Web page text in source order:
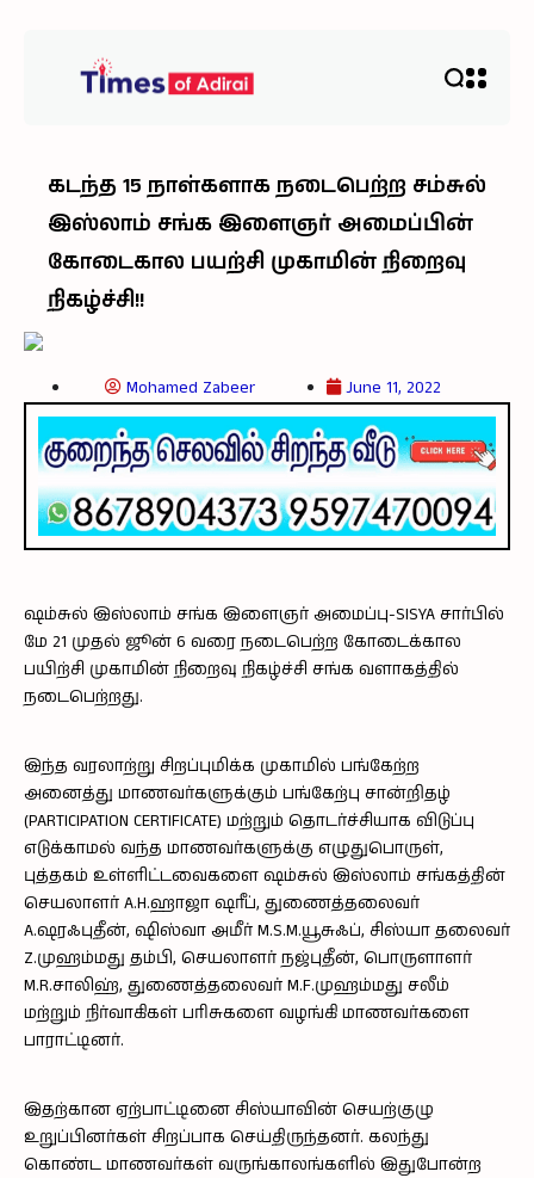
கடந்த 15 நாள்களாக நடைபெற்ற சம்சுல்
இஸ்லாம் சங்க இளைஞர் அமைப்பின்
கோடைகால பயற்சி முகாமின் நிறைவு
நிகழ்ச்சி!!
Mohamed Zabeer June 11, 2022
ஷம்சுல் இஸ்லாம் சங்க இளைஞர் அமைப்பு-SISYA சார்பில்
மே 21 முதல் ஜூன் 6 வரை நடைபெற்ற கோடைக்கால
பயிற்சி முகாமின் நிறைவு நிகழ்ச்சி சங்க வளாகத்தில்
நடைபெற்றது.
இந்த வரலாற்று சிறப்புமிக்க முகாமில் பங்கேற்ற
அனைத்து மாணவர்களுக்கும் பங்கேற்பு சான்றிதழ்
(PARTICIPATION CERTIFICATE) மற்றும் தொடர்ச்சியாக விடுப்பு
எடுக்காமல் வந்த மாணவர்களுக்கு எழுதுபொருள்,
புத்தகம் உள்ளிட்டவைகளை ஷம்சுல் இஸ்லாம் சங்கத்தின்
செயலாளர் A.H.ஹாஜா ஷரீப், துணைத்தலைவர்
A.ஷரஃபுதீன், ஷிஸ்வா அமீர் M.S.M.யூசுஃப், சிஸ்யா தலைவர்
Z.முஹம்மது தம்பி, செயலாளர் நஜ்புதீன், பொருளாளர்
M.R.சாலிஹ், துணைத்தலைவர் M.F.முஹம்மது சலீம்
மற்றும் நிர்வாகிகள் பரிசுகளை வழங்கி மாணவர்களை
பாராட்டினர்.
இதற்கான ஏற்பாட்டினை சிஸ்யாவின் செயற்குழு
உறுப்பினர்கள் சிறப்பாக செய்திருந்தனர். கலந்து
கொண்ட மாணவர்கள் வருங்காலங்களில் இதுபோன்ற